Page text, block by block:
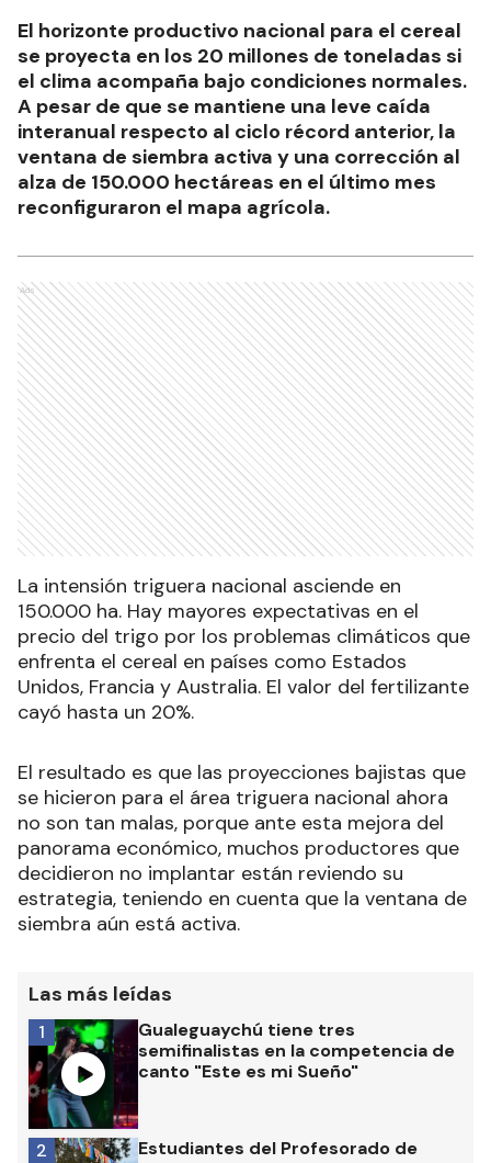
El horizonte productivo nacional para el cereal
se proyecta en los 20 millones de toneladas si
el clima acompaña bajo condiciones normales.
A pesar de que se mantiene una leve caída
interanual respecto al ciclo récord anterior, la
ventana de siembra activa y una corrección al
alza de 150.000 hectáreas en el último mes
reconfiguraron el mapa agrícola.
Ads
La intensión triguera nacional asciende en
150.000 ha. Hay mayores expectativas en el
precio del trigo por los problemas climáticos que
enfrenta el cereal en países como Estados
Unidos, Francia y Australia. El valor del fertilizante
cayó hasta un 20%.
El resultado es que las proyecciones bajistas que
se hicieron para el área triguera nacional ahora
no son tan malas, porque ante esta mejora del
panorama económico, muchos productores que
decidieron no implantar están reviendo su
estrategia, teniendo en cuenta que la ventana de
siembra aún está activa.
Las más leídas
Gualeguaychú tiene tres
semifinalistas en la competencia de
canto "Este es mi Sueño"
1
Estudiantes del Profesorado de
2